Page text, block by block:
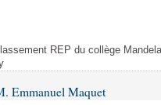
REP du collège
Emmanuel Maquet